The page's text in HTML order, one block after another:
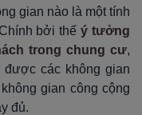
gian nào là một tính
bởi thếý tưởng
trong chung cư,
các không gian
gian công cộng
đủ.